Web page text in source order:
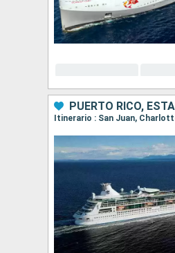
PUERTO RICO,
Itinerario : San Juan,